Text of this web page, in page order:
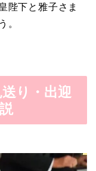
陛下と雅子さま
。
り・出迎